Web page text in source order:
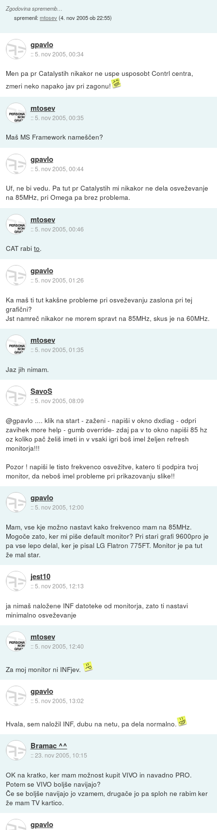
Zgodovina sprememb…
spremenil:mtosev(4. nov 2005 ob 22:55)
gpavlo
::5. nov 2005, 00:34
Men pa pr Catalystih nikakor ne uspe usposobt Contrl centra,
zmeri neko napako jav pri zagonu!
mtosev
:: 5. nov 2005, 00:35
Maš MS Framework nameščen?
gpavlo
::5. nov 2005, 00:44
Uf, ne bi vedu. Pa tut pr Catalystih mi nikakor ne dela osveževanje
na 85MHz, pri Omega pa brez problema.
mtosev
:: 5. nov 2005, 00:46
CAT rabito.
gpavlo
::5. nov 2005, 01:26
Ka maš ti tut kakšne probleme pri osveževanju zaslona pri tej
grafični?
Jst namreč nikakor ne morem spravt na 85MHz, skus je na 60MHz.
mtosev
:: 5. nov 2005, 01:35
Jaz jih nimam.
SavoS
::5. nov 2005, 08:09
@gpavlo .... klik na start - zaženi - napiši v okno dxdiag - odpri
zavihek more help - gumb override- zdaj pa v to okno napiši 85 hz
oz koliko pač želiš imeti in v vsaki igri boš imel željen refresh
monitorja!!!
Pozor ! napiši le tisto frekvenco osvežitve, katero ti podpira tvoj
monitor, da neboš imel probleme pri prikazovanju slike!!
gpavlo
:: 5. nov 2005, 12:00
Mam, vse kje možno nastavt kako frekvenco mam na 85MHz.
Mogoče zato, ker mi piše default monitor? Pri stari grafi 9600pro je
pa vse lepo delal, ker je pisal LG Flatron 775FT. Monitor je pa tut
že mal star.
jest10
::5. nov 2005, 12:13
ja nimaš naložene INF datoteke od monitorja, zato ti nastavi
minimalno osveževanje
mtosev
:: 5. nov 2005, 12:40
Za moj monitor ni INFjev.
gpavlo
::5. nov 2005, 13:02
Hvala, sem naložil INF, dubu na netu, pa dela normalno.
Bramac ^^
::23. nov 2005, 10:15
OK na kratko, ker mam možnost kupit VIVO in navadno PRO.
Potem se VIVO boljše navijajo?
Če se boljše navijajo jo vzamem, drugače jo pa sploh ne rabim ker
že mam TV kartico.
gpavlo